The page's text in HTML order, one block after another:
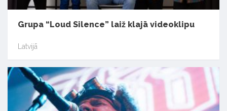
Grupa “Loud Silence” laiž klajā videoklipu
Latvijā